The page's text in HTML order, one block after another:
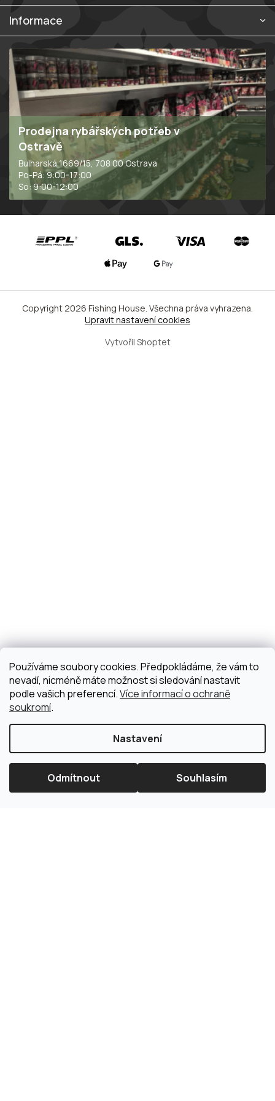
Používáme soubory cookies. Předpokládáme, že vám to
nevadí, nicméně máte možnost si sledování nastavit
podle vašich preferencí.Více informací o ochraně
soukromí.
Nastavení
Odmítnout Souhlasím
Informace
Prodejna rybářských potřeb v
Ostravě
Bulharská 1669/15, 708 00 Ostrava
Po-Pá: 9:00-17:00
So: 9:00-12:00
Vytvořil Shoptet
Copyright 2026 Fishing House. Všechna práva vyhrazena.
Upravit nastavení cookies